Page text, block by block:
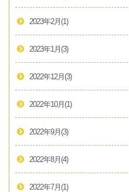
2023年2月 (1)
2023年1月 (3)
2022年12月 (3)
2022年10月 (1)
2022年9月 (3)
2022年8月 (4)
2022年7月 (1)